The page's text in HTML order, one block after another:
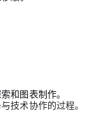
和图表制作。
技术协作的过程。